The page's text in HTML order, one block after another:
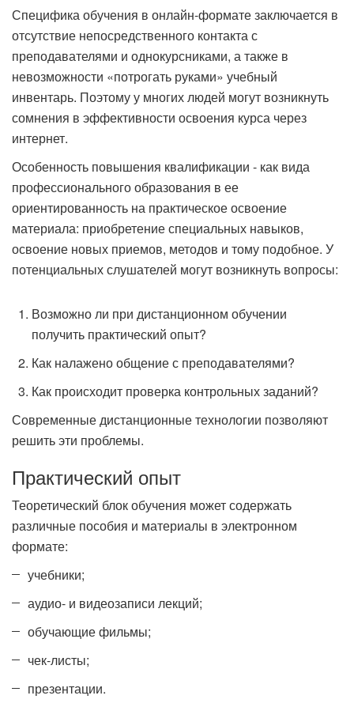
Специфика обучения в онлайн-формате заключается в
отсутствие непосредственного контакта с
преподавателями и однокурсниками, а также в
невозможности «потрогать руками» учебный
инвентарь. Поэтому у многих людей могут возникнуть
сомнения в эффективности освоения курса через
интернет.
Особенность повышения квалификации - как вида
профессионального образования в ее
ориентированность на практическое освоение
материала: приобретение специальных навыков,
освоение новых приемов, методов и тому подобное. У
потенциальных слушателей могут возникнуть вопросы:
Возможно ли при дистанционном обучении
получить практический опыт?
Как налажено общение с преподавателями?
Как происходит проверка контрольных заданий?
Современные дистанционные технологии позволяют
решить эти проблемы.
Практический опыт
Теоретический блок обучения может содержать
различные пособия и материалы в электронном
формате:
учебники;
аудио- и видеозаписи лекций;
обучающие фильмы;
чек-листы;
презентации.